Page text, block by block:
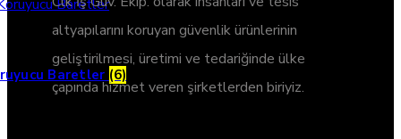
Baretler (6)
altyapılarını koruyan güvenlik ürünlerinin
geliştirilmesi, üretimi ve tedariğinde ülke
çapında hizmet veren şirketlerden biriyiz.